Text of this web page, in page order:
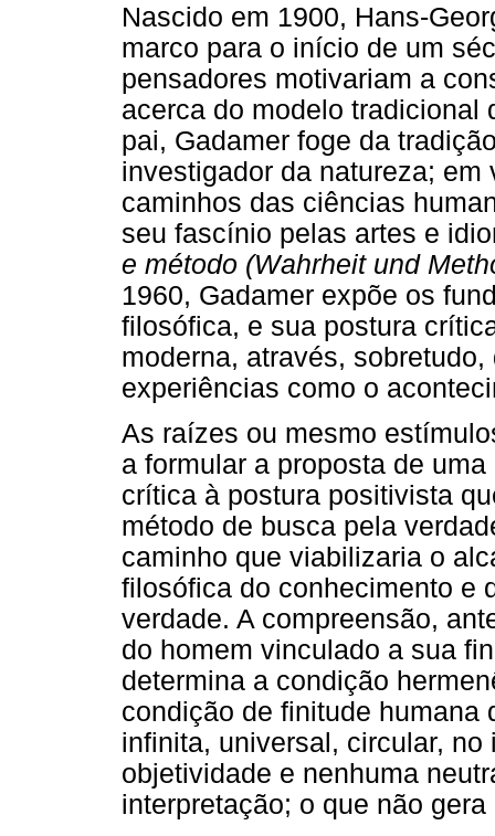
Nascido em 1900, Hans-
marco para o início de um
pensadores motivariam a
acerca do modelo tradicional
pai, Gadamer foge da
investigador da natureza;
caminhos das ciências
seu fascínio pelas artes e
e método (Wahrheit und
1960, Gadamer expõe os
filosófica, e sua postura
moderna, através,
experiências como o
As raízes ou mesmo
a formular a proposta de
crítica à postura positivista
método de busca pela
caminho que viabilizaria o
filosófica do conhecimento e
verdade. A compreensão,
do homem vinculado a sua
determina a condição
condição de finitude humana
infinita, universal, circular,
objetividade e nenhuma
interpretação; o que não